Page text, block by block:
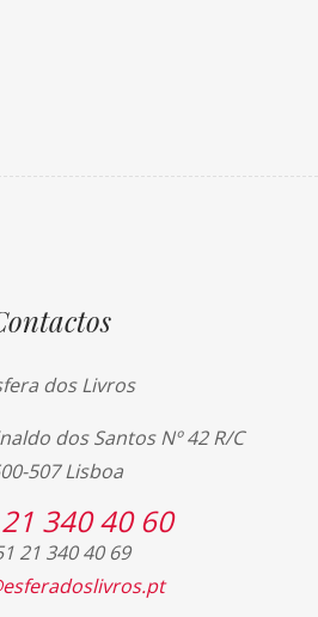
dos Livros
dos Santos Nº 42 R/C
507 Lisboa
340 40 60
21 340 40 69